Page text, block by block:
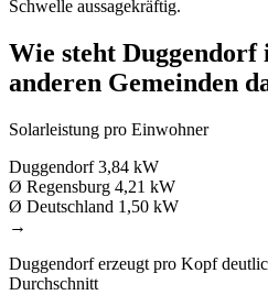
Schwelle aussagekräftig.
Wie steht Duggendorf
anderen Gemeinden
Solarleistung pro Einwohner
Duggendorf 3,84 kW
Ø Regensburg 4,21 kW
Ø Deutschland 1,50 kW
→
Duggendorf erzeugt pro Kopf
Durchschnitt